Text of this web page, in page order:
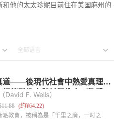
他的太太珍妮目前住在美国麻州的
David F. Wells）